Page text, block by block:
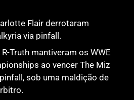
Flair derrotaram
via pinfall.
Truth mantiveram os WWE
ao vencer The Miz
sob uma maldição de